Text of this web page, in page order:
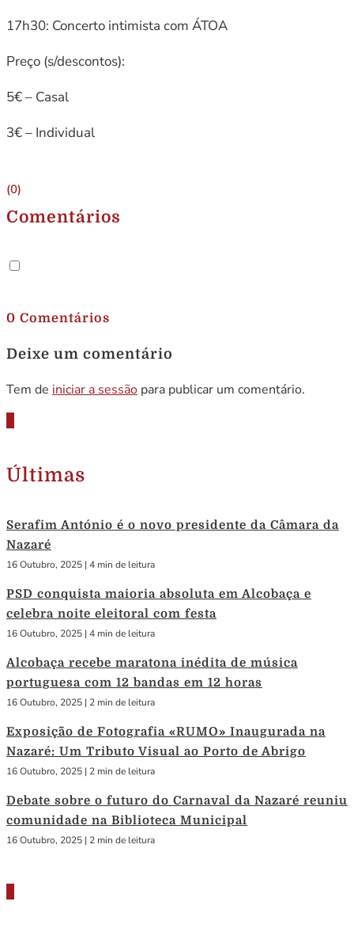
17h30: Concerto intimista com ÁTOA
Preço (s/descontos):
5€ – Casal
3€ – Individual
(0)
Comentários
0 Comentários
Deixe um comentário
Tem de iniciar a sessão para publicar um comentário.
Últimas
Serafim António é o novo presidente da Câmara da
Nazaré
16 Outubro, 2025 | 4 min de leitura
PSD conquista maioria absoluta em Alcobaça e
celebra noite eleitoral com festa
16 Outubro, 2025 | 4 min de leitura
Alcobaça recebe maratona inédita de música
portuguesa com 12 bandas em 12 horas
16 Outubro, 2025 | 2 min de leitura
Exposição de Fotografia «RUMO» Inaugurada na
Nazaré: Um Tributo Visual ao Porto de Abrigo
16 Outubro, 2025 | 2 min de leitura
Debate sobre o futuro do Carnaval da Nazaré reuniu
comunidade na Biblioteca Municipal
16 Outubro, 2025 | 2 min de leitura